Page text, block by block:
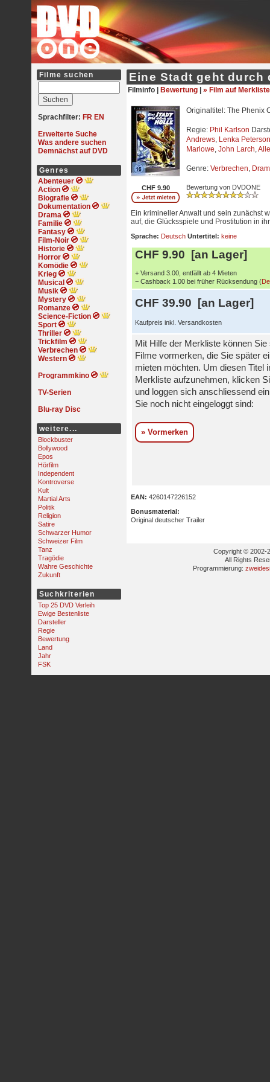
Filme suchen
Sprachfilter: FR EN
Erweiterte Suche
Was andere suchen
Demnächst auf DVD
Genres
Abenteuer
Action
Biografie
Dokumentation
Drama
Familie
Fantasy
Film-Noir
Historie
Horror
Komödie
Krieg
Musical
Musik
Mystery
Romanze
Science-Fiction
Sport
Thriller
Trickfilm
Verbrechen
Western
Programmkino
TV-Serien
Blu-ray Disc
weitere...
Blockbuster
Bollywood
Epos
Hörfilm
Independent
Kontroverse
Kult
Martial Arts
Politik
Religion
Satire
Schwarzer Humor
Schweizer Film
Tanz
Tragödie
Wahre Geschichte
Zukunft
Suchkriterien
Top 25 DVD Verleih
Ewige Bestenliste
Darsteller
Regie
Bewertung
Land
Jahr
FSK
Eine Stadt geht durch
Filminfo | Bewertung » Film auf Merkliste
CHF 9.90
Originaltitel: The Phenix
Regie: Phil Karlson
Andrews, Lenka Peterson
Marlowe, John Larch,
Genre: Verbrechen,
Bewertung von DVDONE
Ein krimineller Anwalt und sein zunächst
auf, die Glücksspiele und Prostitution in
Sprache: Deutsch Untertitel: keine
CHF 9.90 [an Lager]
+ Versand 3.00, entfällt ab 4 Mieten
− Cashback 1.00 bei früher Rücksendung (
CHF 39.90 [an Lager]
Kaufpreis inkl. Versandkosten
Mit Hilfe der Merkliste können Sie
Filme vormerken, die Sie später
mieten möchten. Um diesen Titel
Merkliste aufzunehmen, klicken
und loggen sich anschliessend
Sie noch nicht eingeloggt sind:
» Vormerken
EAN: 4260147226152
Bonusmaterial:
Original deutscher Trailer
Copyright © 2002-
All Rights
Programmierung: